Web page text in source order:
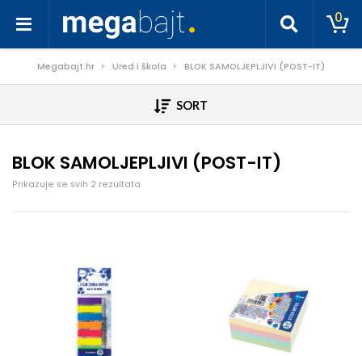
0
Megabajt.hr Ured i škola BLOK SAMOLJEPLJIVI (POST-IT)
SORT
BLOK SAMOLJEPLJIVI (POST-IT)
Prikazuje se svih 2 rezultata